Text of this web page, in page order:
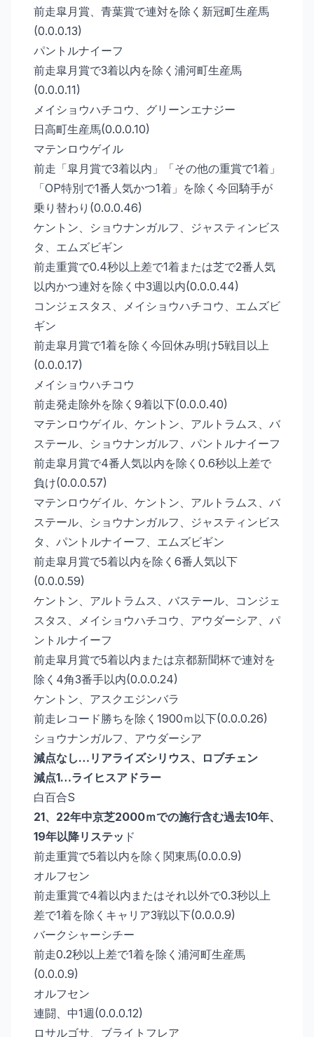
前走皐月賞、青葉賞で連対を除く新冠町生産馬
(0.0.0.13)
パントルナイーフ
前走皐月賞で3着以内を除く浦河町生産馬
(0.0.0.11)
メイショウハチコウ、グリーンエナジー
日高町生産馬(0.0.0.10)
マテンロウゲイル
前走「皐月賞で3着以内」「その他の重賞で1着」
「OP特別で1番人気かつ1着」を除く今回騎手が
乗り替わり(0.0.0.46)
ケントン、ショウナンガルフ、ジャスティンビス
タ、エムズビギン
前走重賞で0.4秒以上差で1着または芝で2番人気
以内かつ連対を除く中3週以内(0.0.0.44)
コンジェスタス、メイショウハチコウ、エムズビ
ギン
前走皐月賞で1着を除く今回休み明け5戦目以上
(0.0.0.17)
メイショウハチコウ
前走発走除外を除く9着以下(0.0.0.40)
マテンロウゲイル、ケントン、アルトラムス、バ
ステール、ショウナンガルフ、パントルナイーフ
前走皐月賞で4番人気以内を除く0.6秒以上差で
負け(0.0.0.57)
マテンロウゲイル、ケントン、アルトラムス、バ
ステール、ショウナンガルフ、ジャスティンビス
タ、パントルナイーフ、エムズビギン
前走皐月賞で5着以内を除く6番人気以下
(0.0.0.59)
ケントン、アルトラムス、バステール、コンジェ
スタス、メイショウハチコウ、アウダーシア、パ
ントルナイーフ
前走皐月賞で5着以内または京都新聞杯で連対を
除く4角3番手以内(0.0.0.24)
ケントン、アスクエジンバラ
前走レコード勝ちを除く1900ｍ以下(0.0.0.26)
ショウナンガルフ、アウダーシア
減点なし…リアライズシリウス、ロブチェン
減点1…ライヒスアドラー
白百合S
21、22年中京芝2000ｍでの施行含む過去10年、
19年以降リステッ ド
前走重賞で5着以内を除く関東馬(0.0.0.9)
オルフセン
前走重賞で4着以内またはそれ以外で0.3秒以上
差で1着を除くキャリア3戦以下(0.0.0.9)
バークシャーシチー
前走0.2秒以上差で1着を除く浦河町生産馬
(0.0.0.9)
オルフセン
連闘、中1週(0.0.0.12)
ロサルゴサ、ブライトフレア